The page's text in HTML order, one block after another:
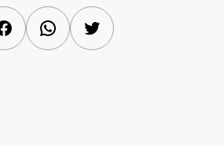
FacebookWhatsAppTwitter